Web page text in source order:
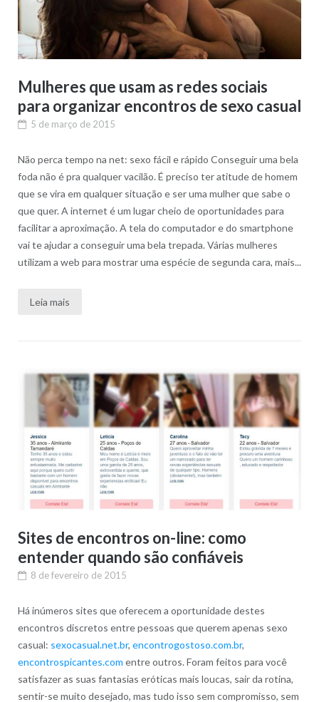
Mulheres que usam as redes sociais
para organizar encontros de sexo casual
5 de março de 2015
Não perca tempo na net: sexo fácil e rápido Conseguir uma bela
foda não é pra qualquer vacilão. É preciso ter atitude de homem
que se vira em qualquer situação e ser uma mulher que sabe o
que quer. A internet é um lugar cheio de oportunidades para
facilitar a aproximação. A tela do computador e do smartphone
vai te ajudar a conseguir uma bela trepada. Várias mulheres
utilizam a web para mostrar uma espécie de segunda cara, mais...
Leia mais
Sites de encontros on-line: como
entender quando são confiáveis
8 de fevereiro de 2015
Há inúmeros sites que oferecem a oportunidade destes
encontros discretos entre pessoas que querem apenas sexo
casual: sexocasual.net.br, encontrogostoso.com.br,
encontrospicantes.com entre outros. Foram feitos para você
satisfazer as suas fantasias eróticas mais loucas, sair da rotina,
sentir-se muito desejado, mas tudo isso sem compromisso, sem